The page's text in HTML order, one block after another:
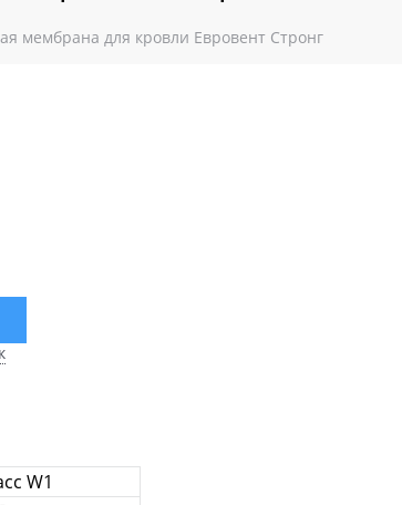
мембрана для кровли Евровент Стронг
W1